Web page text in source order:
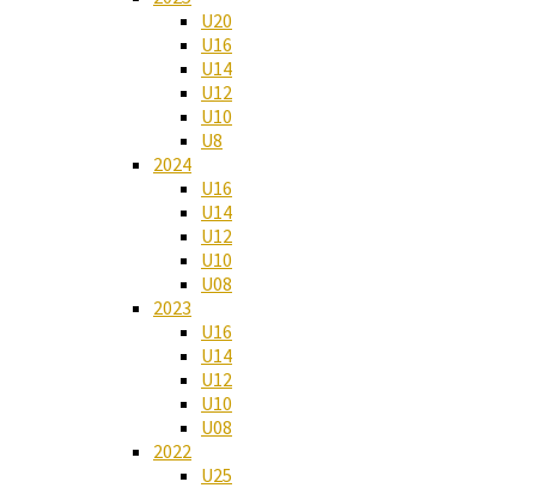
U20
U16
U14
U12
U10
U8
2024
U16
U14
U12
U10
U08
2023
U16
U14
U12
U10
U08
2022
U25